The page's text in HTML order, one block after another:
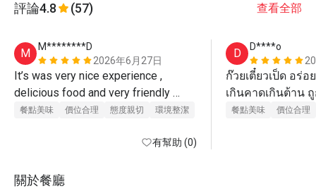
評論4.8 (57) 查看全部
M
M********D
2026年6月27日
It’s was very nice experience ,
delicious food and very friendly
staff, they are polite and kind
餐點美味 價位合理 態度親切 環境整潔
有幫助 (0)
D
D****o
ก๊วยเตี๋ยวเป็ด อร่
เกินคาดเกินต้าน
ค่ะ รับรองว่ามีซ้
餐點美味 價位合理
關於餐廳